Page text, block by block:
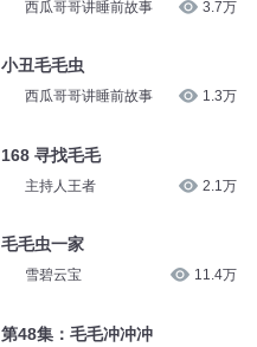
西瓜哥哥讲睡前故事 3.7万
小丑毛毛虫
西瓜哥哥讲睡前故事 1.3万
168 寻找毛毛
主持人王者 2.1万
毛毛虫一家
雪碧云宝 11.4万
第48集：毛毛冲冲冲